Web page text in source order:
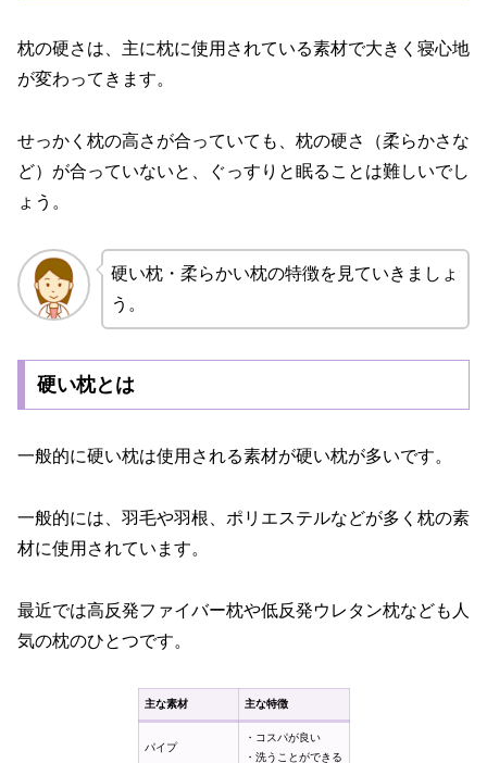
枕の硬さは、主に枕に使用されている素材で大きく寝心地
が変わってきます。
せっかく枕の高さが合っていても、枕の硬さ（柔らかさな
ど）が合っていないと、ぐっすりと眠ることは難しいでし
ょう。
硬い枕・柔らかい枕の特徴を見ていきましょ
う。
硬い枕とは
一般的に硬い枕は使用される素材が硬い枕が多いです。
一般的には、羽毛や羽根、ポリエステルなどが多く枕の素
材に使用されています。
最近では高反発ファイバー枕や低反発ウレタン枕なども人
気の枕のひとつです。
主な素材 主な特徴
パイプ
・コスパが良い
・洗うことができる